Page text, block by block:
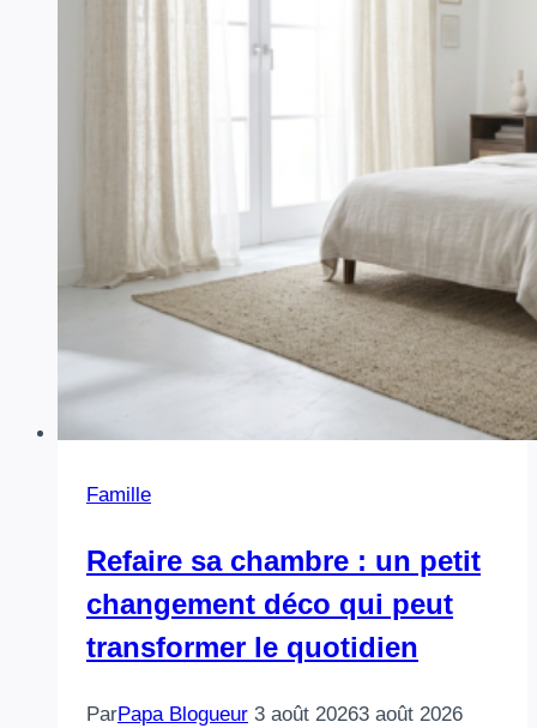
Famille
Refaire sa chambre : un petit
changement déco qui peut
transformer le quotidien
ParPapa Blogueur 3 août 20263 août 2026